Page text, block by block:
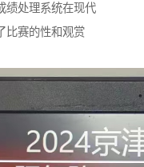
绩处理系统在现代
比赛的性和观赏